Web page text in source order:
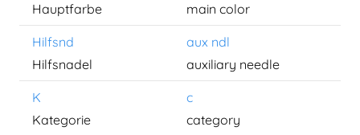
Hauptfarbe
main color
Hilfsnd
aux ndl
Hilfsnadel
auxiliary needle
K
c
Kategorie
category